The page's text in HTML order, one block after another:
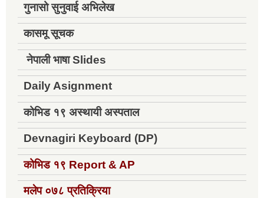
गुनासो सुनुवाई अभिलेख
कासमू सूचक
नेपाली भाषा Slides
Daily Asignment
कोभिड १९ अस्थायी अस्पताल
Devnagiri Keyboard (DP)
कोभिड १९ Report & AP
मलेप ०७८ प्रतिक्रिया